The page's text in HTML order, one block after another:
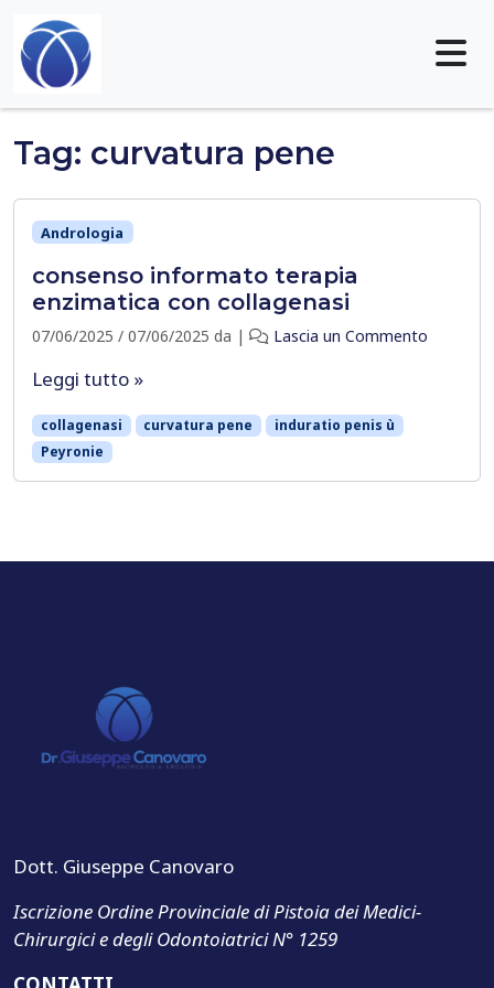
Tag: curvatura pene
Andrologia
consenso informato terapia
enzimatica con collagenasi
07/06/2025 / 07/06/2025 da | Lascia un Commento
Leggi tutto »
collagenasi curvatura pene
induratio penis ù
Peyronie
Dott. Giuseppe Canovaro
Iscrizione Ordine Provinciale di Pistoia dei Medici-
Chirurgici e degli Odontoiatrici N° 1259